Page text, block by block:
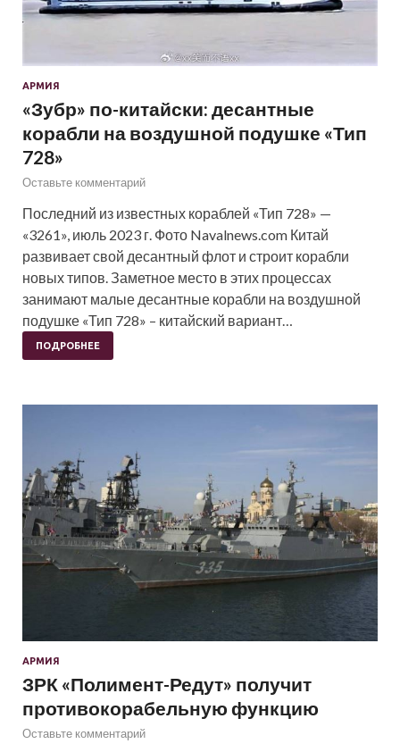
АРМИЯ
«Зубр» по-китайски: десантные
корабли на воздушной подушке «Тип
728»
Оставьте комментарий
Последний из известных кораблей «Тип 728» —
«3261», июль 2023 г. Фото Navalnews.com Китай
развивает свой десантный флот и строит корабли
новых типов. Заметное место в этих процессах
занимают малые десантные корабли на воздушной
подушке «Тип 728» – китайский вариант…
ПОДРОБНЕЕ
АРМИЯ
ЗРК «Полимент-Редут» получит
противокорабельную функцию
Оставьте комментарий